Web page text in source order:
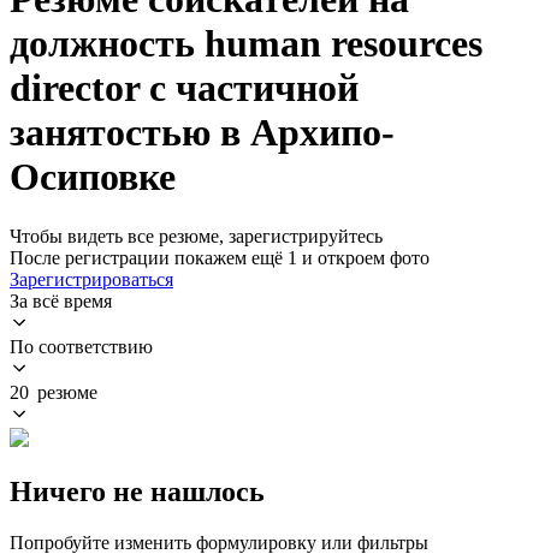
должность human resources
director с частичной
занятостью в Архипо-
Осиповке
Чтобы видеть все резюме, зарегистрируйтесь
После регистрации покажем ещё 1 и откроем фото
Зарегистрироваться
За всё время
По соответствию
20 резюме
Ничего не нашлось
Попробуйте изменить формулировку или фильтры